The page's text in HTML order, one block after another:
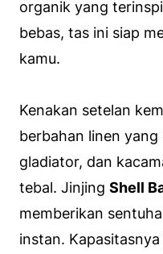
organik yang
bebas, tas ini siap
kamu.
Kenakan setelan
berbahan linen yang
gladiator, dan
tebal. Jinjing Shell
memberikan
instan.